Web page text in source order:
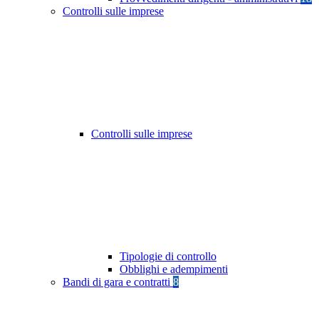
Controlli sulle imprese
Controlli sulle imprese
Tipologie di controllo
Obblighi e adempimenti
Bandi di gara e contratti 8